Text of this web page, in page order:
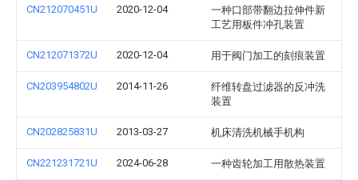
CN212070451U 2020-12-04
一种口部带翻边拉伸件新
工艺用板件冲孔装置
CN212071372U 2020-12-04 用于阀门加工的刻痕装置
CN203954802U 2014-11-26
纤维转盘过滤器的反冲洗
装置
CN202825831U 2013-03-27 机床清洗机械手机构
CN221231721U 2024-06-28 一种齿轮加工用散热装置